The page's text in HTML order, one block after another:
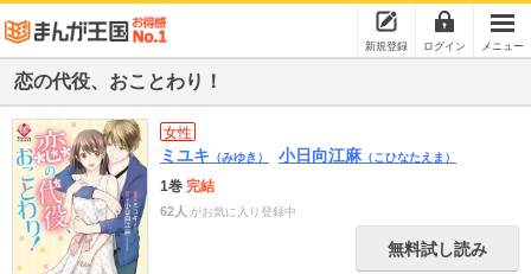
新規登録 ログイン メニュー
恋の代役、おことわり！
女性
ミユキ （みゆき） 小日向江麻 （こひなたえま）
1巻 完結
62人 がお気に入り登録中
無料試し読み